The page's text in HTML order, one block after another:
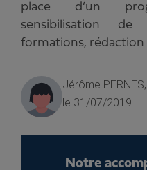
place d’un
sensibilisation
formations, rédaction
Jérôme
le 31/07/2019
Notre